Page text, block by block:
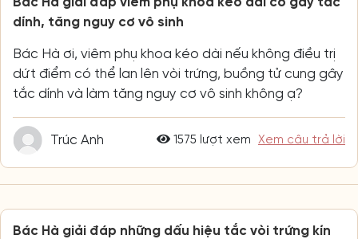
dính, tăng nguy cơ vô sinh
Bác Hà ơi, viêm phụ khoa kéo dài nếu không điều trị
dứt điểm có thể lan lên vòi trứng, buồng tử cung gây
tắc dính và làm tăng nguy cơ vô sinh không ạ?
Trúc Anh 1575 lượt xem Xem câu trả lời
Bác Hà giải đáp những dấu hiệu tắc vòi trứng kín